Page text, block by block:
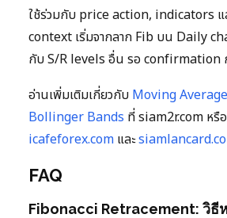
ใช้ร่วมกับ price action, indicators
context เริ่มจากลาก Fib บน Daily
กับ S/R levels อื่น รอ
อ่านเพิ่มเติมเกี่ยวกับ Moving
Bollinger Bands ที่ siam2r.com หรื
icafeforex.com และ
FAQ
Fibonacci Retracement: วิธี